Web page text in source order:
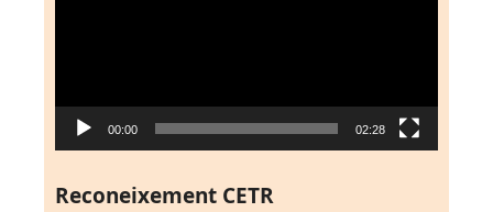
00:00 02:28
Reconeixement CETR